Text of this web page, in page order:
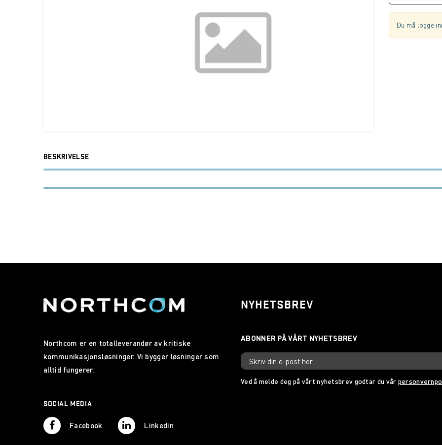
Du må logge
BESKRIVELSE
Northcom er en totalleverandør av kritiske
kommunikasjonsløsninger. Vi bygger løsninger som
alltid fungerer.
SOCIAL MEDIA
Facebook Linkedin
NYHETSBREV
Ved å melde deg på vårt nyhetsbrev godtar du vår